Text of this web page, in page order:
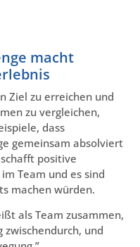
macht
Ziel zu erreichen und
zu vergleichen,
dass
gemeinsam absolviert
positive
Team und es sind
machen würden.
als Team zusammen,
zwischendurch, und